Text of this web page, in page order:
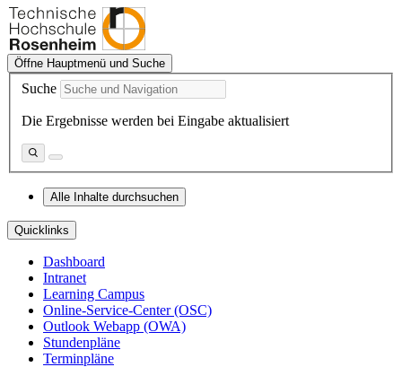
Öffne Hauptmenü und Suche
Suche
Die Ergebnisse werden bei Eingabe aktualisiert
Alle Inhalte durchsuchen
Quicklinks
Dashboard
Intranet
Learning Campus
Online-Service-Center (OSC)
Outlook Webapp (OWA)
Stundenpläne
Terminpläne